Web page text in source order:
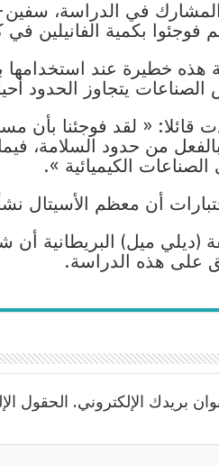
المشارك في الدراسة،
فوجئوا بكمية الفانيلين
هذه خطيرة عند
يتجاوز الحدود
« لقد فوجئنا بأن
من حدود السلامة،
الكيميائية ».
أن معظم الأسيتال
(ديلي ميل) البريطانية
على هذه الدراسة.
بريدك الإلكتروني. الحقول